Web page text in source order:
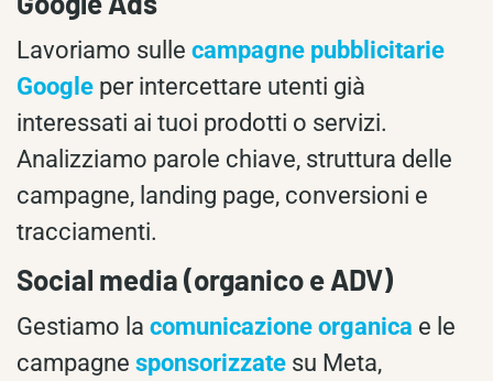
Lavoriamo sulle campagne pubblicitarie
Google per intercettare utenti già
interessati ai tuoi prodotti o servizi.
Analizziamo parole chiave, struttura delle
campagne, landing page, conversioni e
tracciamenti.
Social media (organico e ADV)
Gestiamo la comunicazione organica e le
campagne sponsorizzate su Meta,